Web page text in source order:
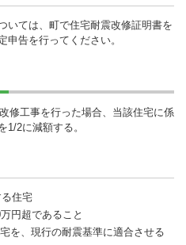
いては、町で住宅耐震改修証明書を
申告を行ってください。
修工事を行った場合、当該住宅に係
1/2に減額する。
住宅
円超であること
を、現行の耐震基準に適合させる